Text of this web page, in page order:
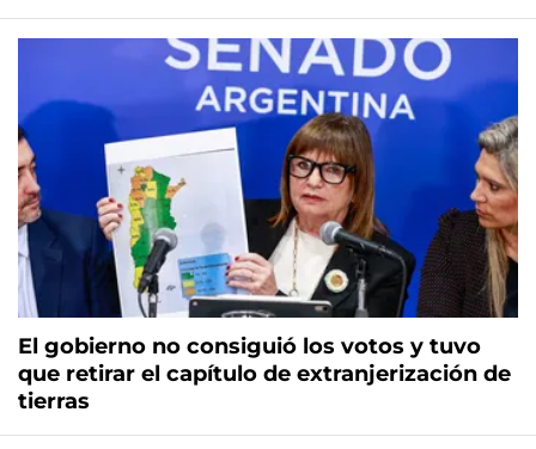
El gobierno no consiguió los votos y tuvo
que retirar el capítulo de extranjerización de
tierras